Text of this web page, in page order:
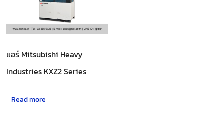
แอร์ Mitsubishi Heavy
Industries KXZ2 Series
Read more